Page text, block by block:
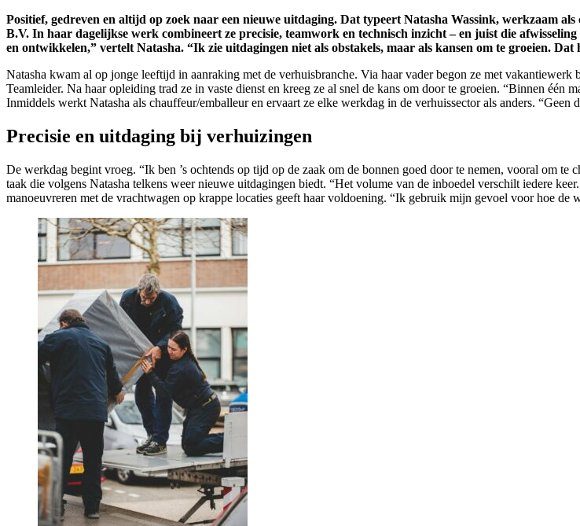
Positief, gedreven en altijd op zoek naar een nieuwe uitdaging. Dat typeert Natasha Wassink,
B.V. In haar dagelijkse werk combineert ze precisie, teamwork en technisch inzicht – en juist die
en ontwikkelen,” vertelt Natasha. “Ik zie uitdagingen niet als obstakels, maar als kansen om te groeien.
Natasha kwam al op jonge leeftijd in aanraking met de verhuisbranche. Via haar vader begon ze met
Teamleider. Na haar opleiding trad ze in vaste dienst en kreeg ze al snel de kans om door te groeien. “Binnen
Inmiddels werkt Natasha als chauffeur/emballeur en ervaart ze elke werkdag in de verhuissector als anders.
Precisie en uitdaging bij verhuizingen
De werkdag begint vroeg. “Ik ben ’s ochtends op tijd op de zaak om de bonnen goed door te nemen, vooral om
taak die volgens Natasha telkens weer nieuwe uitdagingen biedt. “Het volume van de inboedel verschilt iedere
manoeuvreren met de vrachtwagen op krappe locaties geeft haar voldoening. “Ik gebruik mijn gevoel voor hoe de